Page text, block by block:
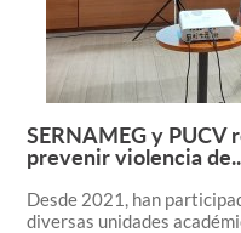
SERNAMEG y PUCV
prevenir violencia
Desde 2021, han
diversas unidades